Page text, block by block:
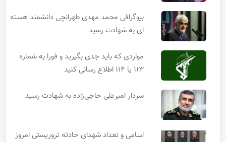
بیوگرافی محمد مهدی طهرانچی دانشمند هسته
ای به شهادت رسید
مواردی که باید جدی بگیرید و فورا به شماره
۱۱۳ یا ۱۱۴ اطلاع رسانی کنید
سردار امیرعلی حاجی‌زاده به شهادت رسید
اسامی و تعداد شهدای حادثه تروریستی امروز